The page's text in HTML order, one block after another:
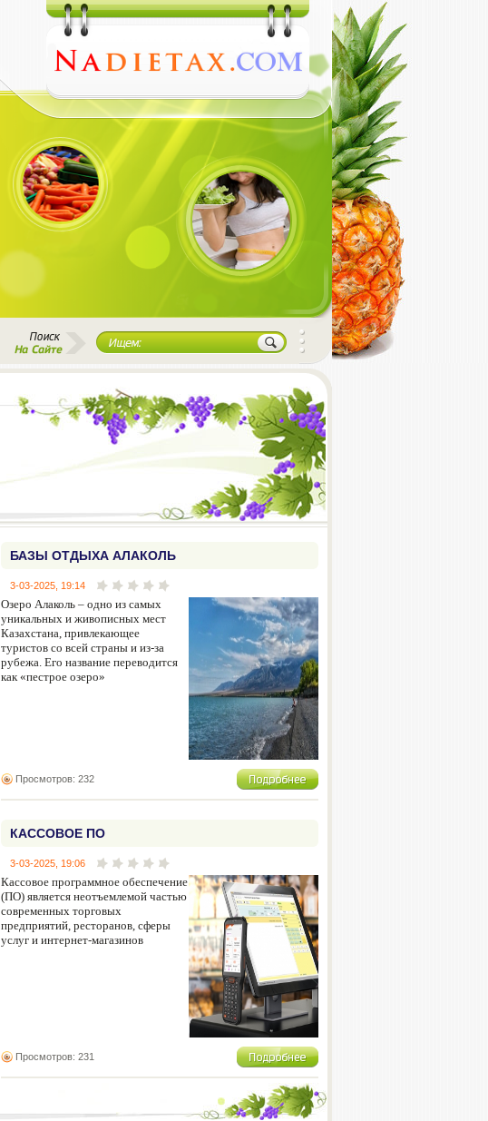
БАЗЫ ОТДЫХА АЛАКОЛЬ
3-03-2025, 19:14
Озеро Алаколь – одно из самых
уникальных и живописных мест
Казахстана, привлекающее
туристов со всей страны и из-за
рубежа. Его название переводится
как «пестрое озеро»
Просмотров: 232
КАССОВОЕ ПО
3-03-2025, 19:06
Кассовое программное обеспечение
(ПО) является неотъемлемой частью
современных торговых
предприятий, ресторанов, сферы
услуг и интернет-магазинов
Просмотров: 231